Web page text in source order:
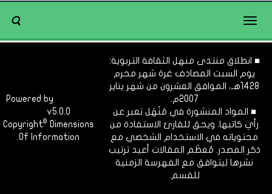
Toggle
■ انطلاق منتدى منهل الثقافة التربوية:
يوم السبت المصادف غرة شهر محرم
1428هـ، الموافق العشرون من شهر يناير
2007م.
■ المواد المنشورة في مَنْهَل تعبر عن
رأي كاتبها. ويحق للقارئ الاستفادة من
محتوياته في الاستخدام الشخصي مع
ذكر المصدر. مُعظَم المقالات أعيد ترتيب
نشرها ليتوافق مع الفهرسة الزمنية
للقسم.
Powered by
v5.0.0
Copyright©
Dimensions
Of Information.